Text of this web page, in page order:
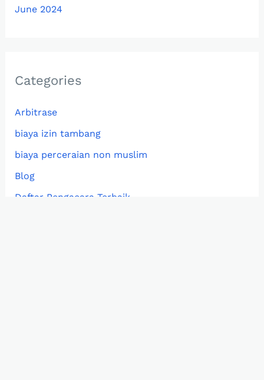
June 2024
Categories
Arbitrase
biaya izin tambang
biaya perceraian non muslim
Blog
Daftar Pengacara Terbaik